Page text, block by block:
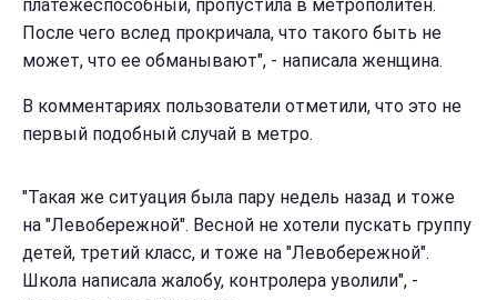
платежеспособный, пропустила в метрополитен.
После чего вслед прокричала, что такого быть не
может, что ее обманывают", - написала женщина.
В комментариях пользователи отметили, что это не
первый подобный случай в метро.
"Такая же ситуация была пару недель назад и тоже
на "Левобережной". Весной не хотели пускать группу
детей, третий класс, и тоже на "Левобережной".
Школа написала жалобу, контролера уволили", -